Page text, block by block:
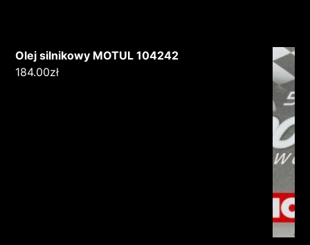
Olej silnikowy MOTUL 104242
184.00zł